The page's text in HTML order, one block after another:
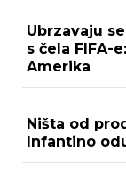
Ubrzavaju
s čela FIFA-
Amerika
Ništa od
Infantino